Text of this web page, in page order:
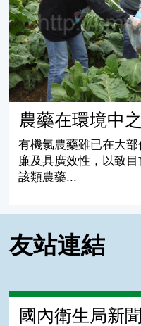
農藥在環境中
有機氯農藥雖已在大
廉及具廣效性，以致
該類農藥...
友站連結
國內衛生局新聞